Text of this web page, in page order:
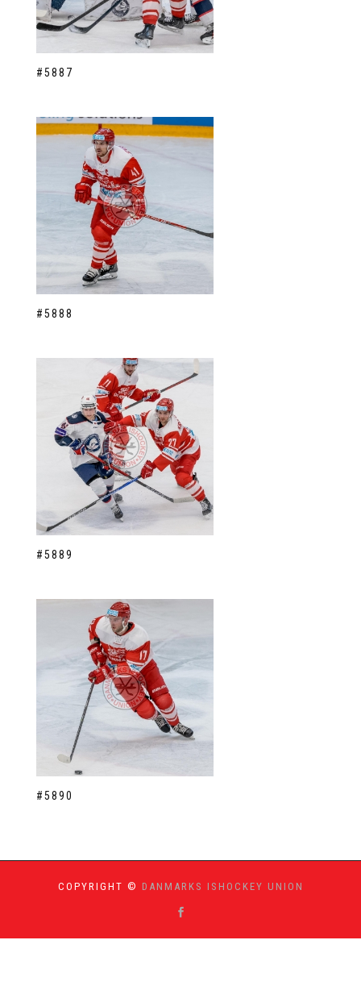
#5887
#5888
#5889
#5890
COPYRIGHT © DANMARKS ISHOCKEY UNION